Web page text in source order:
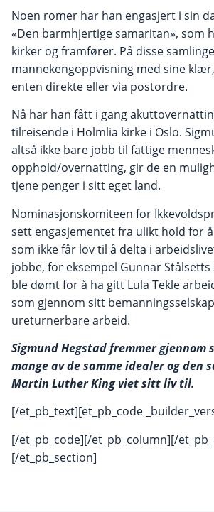
Noen romer har han engasjert i sin
«Den barmhjertige samaritan», som
kirker og framfører. På disse
mannekengoppvisning med sine
enten direkte eller via postordre.
Nå har han fått i gang
tilreisende i Holmlia kirke i Oslo.
altså ikke bare jobb til fattige
opphold/overnatting, gir de en
tjene penger i sitt eget land.
Nominasjonskomiteen for
sett engasjementet fra ulikt hold for
som ikke får lov til å delta i
jobbe, for eksempel Gunnar
ble dømt for å ha gitt Lula Tekle
som gjennom sitt
ureturnerbare arbeid.
Sigmund Hegstad fremmer gjennom
mange av de samme idealer og den
Martin Luther King viet sitt liv til.
[/et_pb_text][et_pb_code
[/et_pb_code][/et_pb_column][/
[/et_pb_section]